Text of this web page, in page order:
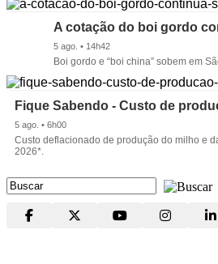
A cotação do boi gordo
5 ago. • 14h42
Boi gordo e “boi china” sobem em
Fique Sabendo - Custo de
5 ago. • 6h00
Custo deflacionado de produção do milho e
2026*.